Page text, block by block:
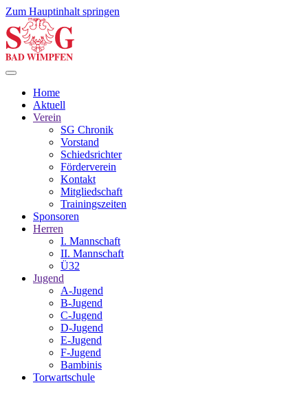
Zum Hauptinhalt springen
Home
Aktuell
Verein
SG Chronik
Vorstand
Schiedsrichter
Förderverein
Kontakt
Mitgliedschaft
Trainingszeiten
Sponsoren
Herren
I. Mannschaft
II. Mannschaft
Ü32
Jugend
A-Jugend
B-Jugend
C-Jugend
D-Jugend
E-Jugend
F-Jugend
Bambinis
Torwartschule